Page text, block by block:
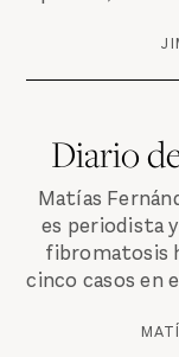
Diario
Matías
es periodista
fibromatosis
cinco casos en